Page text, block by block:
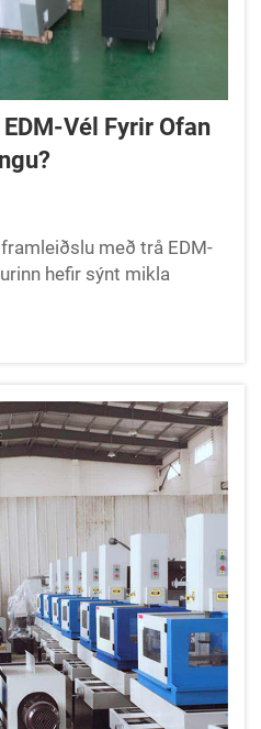
Vél Fyrir Ofan
með trå EDM-
hefir sýnt mikla
og meðal þessa
vélin sem vitni um